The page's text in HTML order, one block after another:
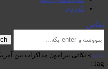
کوردی
تماس
خانه » نکاتی پیرامون مذاکرات بین
Tag: